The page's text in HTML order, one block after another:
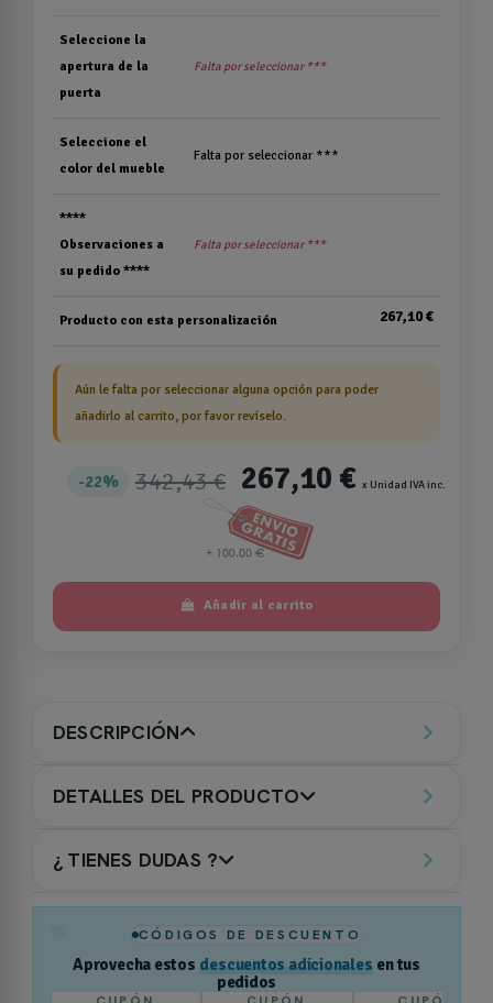
Seleccione la
apertura de la
puerta
Falta por seleccionar ***
Seleccione el
color del mueble
Falta por seleccionar ***
****
Observaciones a
su pedido ****
Falta por seleccionar ***
Producto con esta personalización 267,10 €
Aún le falta por seleccionar alguna opción para poder
añadirlo al carrito, por favor revíselo.
22% 342,43 € 267,10 € x Unidad IVA inc.
Añadir al carrito
DESCRIPCIÓN
DETALLES DEL PRODUCTO
¿ TIENES DUDAS ?
CÓDIGOS DE DESCUENTO
Aprovecha estos descuentos adicionales en tus
pedidos